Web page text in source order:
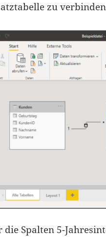
zu
die Spalten 5-